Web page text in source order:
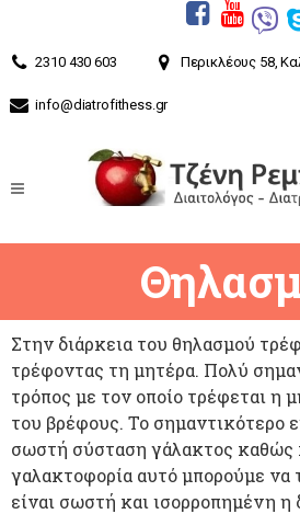
2310 430 603 Περικλέους 58,
info@diatrofithess.gr
Στην διάρκεια του θηλασμού
τρέφοντας τη μητέρα. Πολύ
τρόπος με τον οποίο τρέφεται η
του βρέφους. Το σημαντικότερο
σωστή σύσταση γάλακτος καθώς
γαλακτοφορία αυτό μπορούμε να
είναι σωστή και ισορροπημένη η